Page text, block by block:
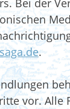
Bei der
.
vor. Alle